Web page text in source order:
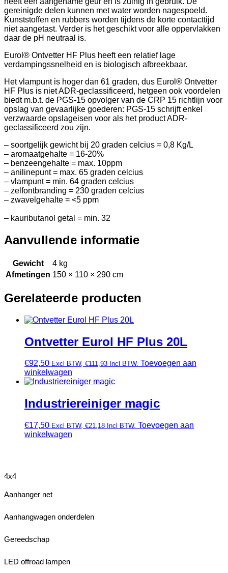
gereinigde delen kunnen met water worden nagespoeld.
Kunststoffen en rubbers worden tijdens de korte contacttijd
niet aangetast. Verder is het geschikt voor alle oppervlakken
daar de pH neutraal is.
Eurol® Ontvetter HF Plus heeft een relatief lage
verdampingssnelheid en is biologisch afbreekbaar.
Het vlampunt is hoger dan 61 graden, dus Eurol® Ontvetter
HF Plus is niet ADR-geclassificeerd, hetgeen ook voordelen
biedt m.b.t. de PGS-15 opvolger van de CRP 15 richtlijn voor
opslag van gevaarlijke goederen: PGS-15 schrijft enkel
verzwaarde opslageisen voor als het product ADR-
geclassificeerd zou zijn.
– soortgelijk gewicht bij 20 graden celcius = 0,8 Kg/L
– aromaatgehalte = 16-20%
– benzeengehalte = max. 10ppm
– anilinepunt = max. 65 graden celcius
– vlampunt = min. 64 graden celcius
– zelfontbranding = 230 graden celcius
– zwavelgehalte = <5 ppm
– kauributanol getal = min. 32
Aanvullende informatie
Gewicht
4 kg
Afmetingen 150 × 110 × 290 cm
Gerelateerde producten
Ontvetter Eurol HF Plus 20L
€92,50 Excl BTW, €111,93 Incl BTW. Toevoegen aan
winkelwagen
Industriereiniger magic
€17,50 Excl BTW, €21,18 Incl BTW. Toevoegen aan
winkelwagen
4x4
Aanhanger net
Aanhangwagen onderdelen
Gereedschap
LED offroad lampen